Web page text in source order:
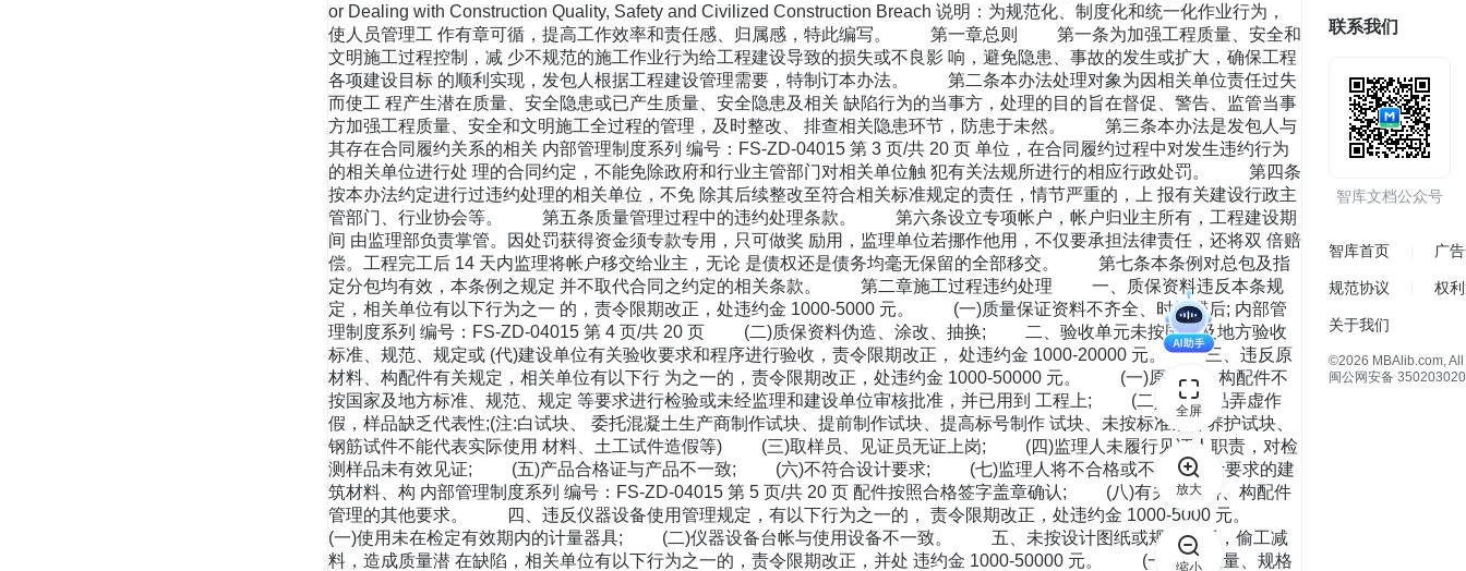
or Dealing with Construction Quality, Safety and Civilized Construction Breach 说明：为规范化、制度化和统一化作业行为，
使人员管理工 作有章可循，提高工作效率和责任感、归属感，特此编写。 第一章总则 第一条为加强工程质量、安全和
文明施工过程控制，减 少不规范的施工作业行为给工程建设导致的损失或不良影 响，避免隐患、事故的发生或扩大，确保工程
各项建设目标 的顺利实现，发包人根据工程建设管理需要，特制订本办法。 第二条本办法处理对象为因相关单位责任过失
而使工 程产生潜在质量、安全隐患或已产生质量、安全隐患及相关 缺陷行为的当事方，处理的目的旨在督促、警告、监管当事
方加强工程质量、安全和文明施工全过程的管理，及时整改、 排查相关隐患环节，防患于未然。 第三条本办法是发包人与
其存在合同履约关系的相关 内部管理制度系列 编号：FS-ZD-04015 第 3 页/共 20 页 单位，在合同履约过程中对发生违约行为
的相关单位进行处 理的合同约定，不能免除政府和行业主管部门对相关单位触 犯有关法规所进行的相应行政处罚。 第四条
按本办法约定进行过违约处理的相关单位，不免 除其后续整改至符合相关标准规定的责任，情节严重的，上 报有关建设行政主
管部门、行业协会等。 第五条质量管理过程中的违约处理条款。 第六条设立专项帐户，帐户归业主所有，工程建设期
间 由监理部负责掌管。因处罚获得资金须专款专用，只可做奖 励用，监理单位若挪作他用，不仅要承担法律责任，还将双 倍赔
偿。工程完工后 14 天内监理将帐户移交给业主，无论 是债权还是债务均毫无保留的全部移交。 第七条本条例对总包及指
定分包均有效，本条例之规定 并不取代合同之约定的相关条款。 第二章施工过程违约处理 一、质保资料违反本条规
定，相关单位有以下行为之一 的，责令限期改正，处违约金 1000-5000 元。 (一)质量保证资料不齐全、时间滞后; 内部管
理制度系列 编号：FS-ZD-04015 第 4 页/共 20 页 (二)质保资料伪造、涂改、抽换; 二、验收单元未按国家及地方验收
标准、规范、规定或 (代)建设单位有关验收要求和程序进行验收，责令限期改正， 处违约金 1000-20000 元。 三、违反原
材料、构配件有关规定，相关单位有以下行 为之一的，责令限期改正，处违约金 1000-50000 元。 (一)原材料、构配件不
按国家及地方标准、规范、规定 等要求进行检验或未经监理和建设单位审核批准，并已用到 工程上; (二)检测样品弄虚作
假，样品缺乏代表性;(注:白试块、 委托混凝土生产商制作试块、提前制作试块、提高标号制作 试块、未按标准条件养护试块、
钢筋试件不能代表实际使用 材料、土工试件造假等) (三)取样员、见证员无证上岗; (四)监理人未履行见证人职责，对检
测样品未有效见证; (五)产品合格证与产品不一致; (六)不符合设计要求; (七)监理人将不合格或不符合设计要求的建
筑材料、构 内部管理制度系列 编号：FS-ZD-04015 第 5 页/共 20 页 配件按照合格签字盖章确认; (八)有关原材料、构配件
管理的其他要求。 四、违反仪器设备使用管理规定，有以下行为之一的， 责令限期改正，处违约金 1000-5000 元。
(一)使用未在检定有效期内的计量器具; (二)仪器设备台帐与使用设备不一致。 五、未按设计图纸或规范施工，偷工减
料，造成质量潜 在缺陷，相关单位有以下行为之一的，责令限期改正，并处 违约金 1000-50000 元。 (一)钢筋数量、规格
联系我们
智库文档公众号
智库首页 广
规范协议 权
关于我们
©2026 MBAlib.com,
闽公网安备
全屏
放大
缩小